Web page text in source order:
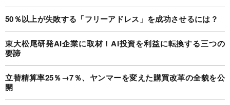
50％以上が失敗する「フリーアドレス」を成功させるには？
東大松尾研発AI企業に取材！AI投資を利益に転換する三つの
要諦
立替精算率25％→7％、ヤンマーを変えた購買改革の全貌を公
開